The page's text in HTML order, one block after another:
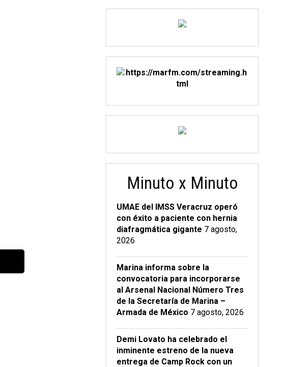
Minuto x Minuto
UMAE del IMSS Veracruz operó
con éxito a paciente con hernia
diafragmática gigante 7 agosto,
2026
Marina informa sobre la
convocatoria para incorporarse
al Arsenal Nacional Número Tres
de la Secretaría de Marina –
Armada de México 7 agosto, 2026
Demi Lovato ha celebrado el
inminente estreno de la nueva
entrega de Camp Rock con un